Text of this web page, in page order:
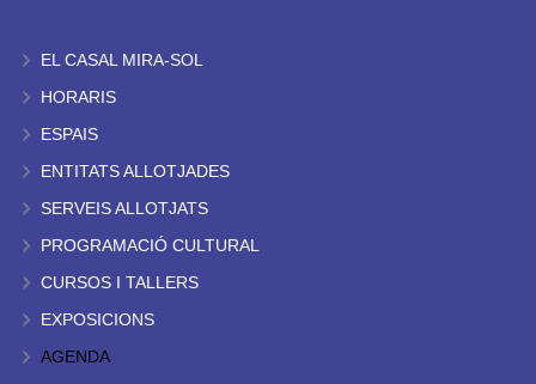
EL CASAL MIRA-SOL
HORARIS
ESPAIS
ENTITATS ALLOTJADES
SERVEIS ALLOTJATS
PROGRAMACIÓ CULTURAL
CURSOS I TALLERS
EXPOSICIONS
AGENDA